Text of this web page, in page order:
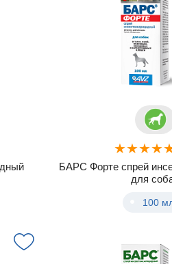
БАРС Форте спрей
для
100